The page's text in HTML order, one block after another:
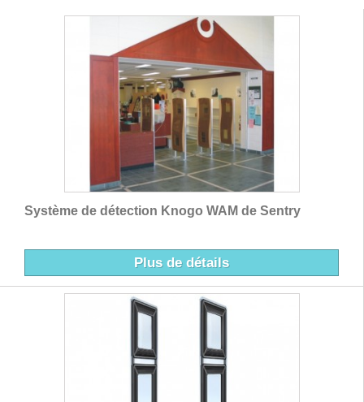
Système de détection Knogo WAM de Sentry
Plus de détails